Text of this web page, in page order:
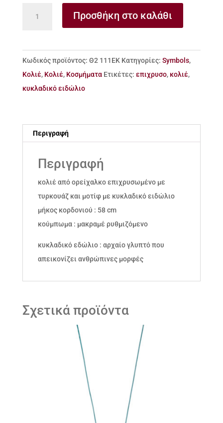
κυκλαδικό
ειδώλιο
ποσότητα
Προσθήκη στο καλάθι
Κωδικός προϊόντος: Θ2 111ΕΚ Κατηγορίες: Symbols,
Κολιέ, Κολιέ, Κοσμήματα Ετικέτες: επιχρυσο, κολιέ,
κυκλαδικό ειδώλιο
Περιγραφή
Περιγραφή
κολιέ από ορείχαλκο επιχρυσωμένο με
τυρκουάζ και μοτίφ με κυκλαδικό ειδώλιο
μήκος κορδονιού : 58 cm
κούμπωμα : μακραμέ ρυθμιζόμενο
κυκλαδικό εδώλιο : αρχαίο γλυπτό που
απεικονίζει ανθρώπινες μορφές
Σχετικά προϊόντα